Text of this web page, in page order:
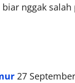
nggak salah
27